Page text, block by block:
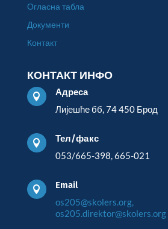
Огласна табла
Документи
Контакт
КОНТАКТ ИНФО

Адреса
Лијешће бб, 74 450 Брод

Тел/факс
053/665-398, 665-021

Email
os205@skolers.org,
os205.direktor@skolers.org